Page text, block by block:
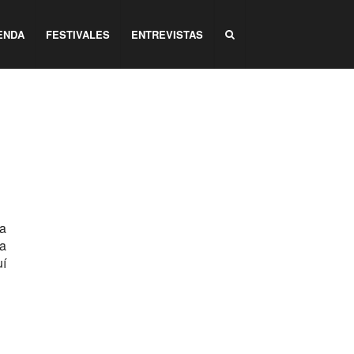
FESTIVALES ENTREVISTAS